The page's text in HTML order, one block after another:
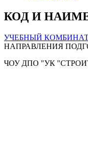
КОД И
УЧЕБНЫЙ
НАПРАВЛЕНИЯ
ЧОУ ДПО "УК